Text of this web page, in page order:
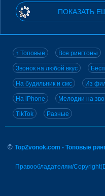
ПОКАЗАТЬ
↑ Топовые Все рингтоны
Звонок на любой вкус
На будильник и смс Из
На iPhone Мелодии на
TikTok Разные
© TopZvonok.com - Топовые
Правообладателям/